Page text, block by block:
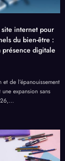
internet pour
du bien-être :
présence digitale
de l’épanouissement
expansion sans